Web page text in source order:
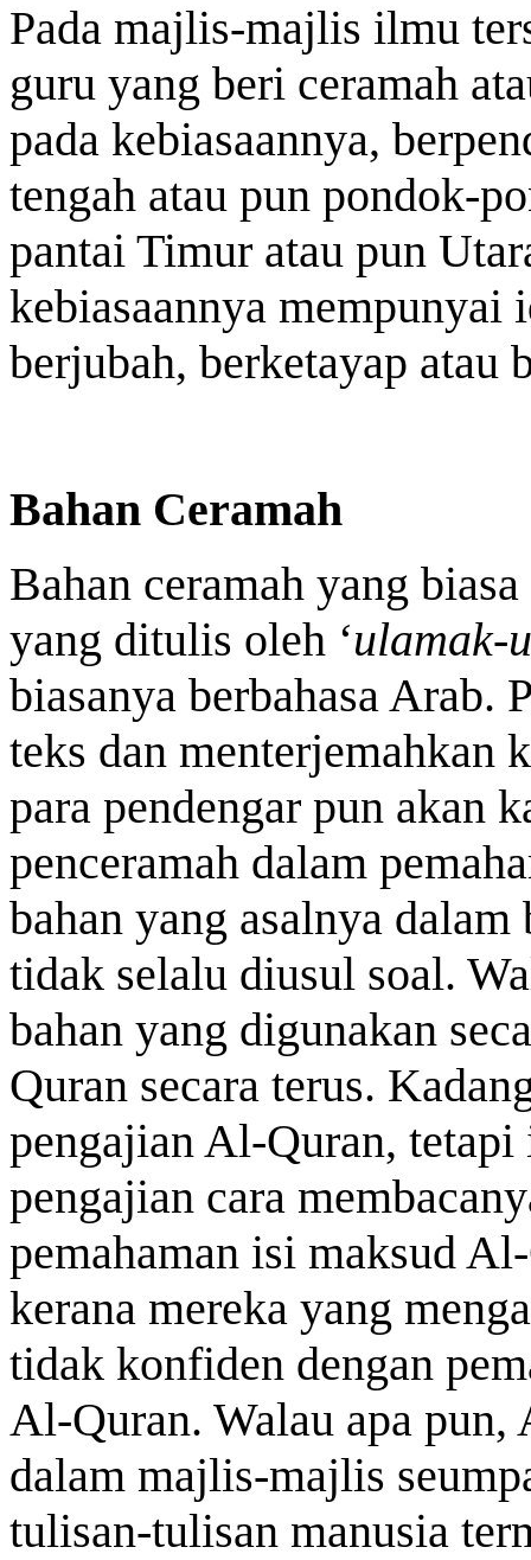
Pada majlis-majlis ilmu
guru yang beri ceramah
pada kebiasaannya,
tengah atau pun pondok-
pantai Timur atau pun
kebiasaannya
berjubah, berketayap atau
Bahan Ceramah
Bahan ceramah yang
yang ditulis oleh ‘ulamak-
biasanya berbahasa Arab.
teks dan menterjemahkan
para pendengar pun akan
penceramah dalam
bahan yang asalnya
tidak selalu diusul soal.
bahan yang digunakan
Quran secara terus.
pengajian Al-Quran, tetapi
pengajian cara
pemahaman isi maksud
kerana mereka yang
tidak konfiden dengan
Al-Quran. Walau apa
dalam majlis-majlis
tulisan-tulisan manusia